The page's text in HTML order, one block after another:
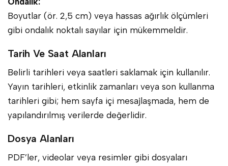
Boyutlar (ör. 2,5 cm) veya hassas ağırlık ölçümleri
gibi ondalık noktalı sayılar için mükemmeldir.
Tarih Ve Saat Alanları
Belirli tarihleri veya saatleri saklamak için kullanılır.
Yayın tarihleri, etkinlik zamanları veya son kullanma
tarihleri gibi; hem sayfa içi mesajlaşmada, hem de
yapılandırılmış verilerde değerlidir.
Dosya Alanları
PDF’ler, videolar veya resimler gibi dosyaları